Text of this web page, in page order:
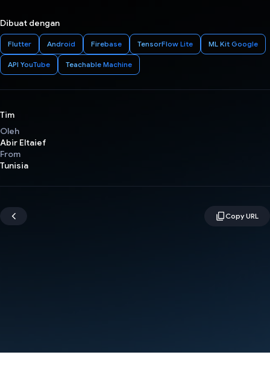
Dibuat dengan
Flutter Android Firebase TensorFlow Lite ML Kit Google
API YouTube Teachable Machine
Tim
Oleh
Abir Eltaief
From
Tunisia